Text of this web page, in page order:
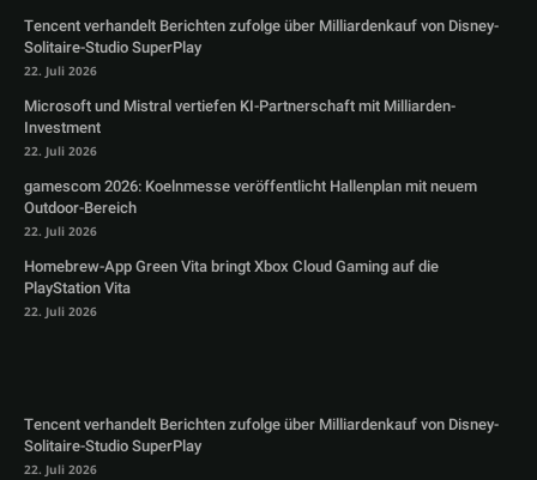
Tencent verhandelt Berichten zufolge über Milliardenkauf von Disney-
Solitaire-Studio SuperPlay
22. Juli 2026
Microsoft und Mistral vertiefen KI-Partnerschaft mit Milliarden-
Investment
22. Juli 2026
gamescom 2026: Koelnmesse veröffentlicht Hallenplan mit neuem
Outdoor-Bereich
22. Juli 2026
Homebrew-App Green Vita bringt Xbox Cloud Gaming auf die
PlayStation Vita
22. Juli 2026
Tencent verhandelt Berichten zufolge über Milliardenkauf von Disney-
Solitaire-Studio SuperPlay
22. Juli 2026